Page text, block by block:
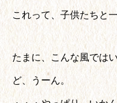
これって、子供たちと
たまに、こんな風では
ど、うーん。